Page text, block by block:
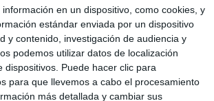
en un dispositivo, como cookies, y
estándar enviada por un dispositivo
y contenido, investigación de audiencia y
podemos utilizar datos de localización
Puede hacer clic para
para que llevemos a cabo el procesamiento
más detallada y cambiar sus
por cien los